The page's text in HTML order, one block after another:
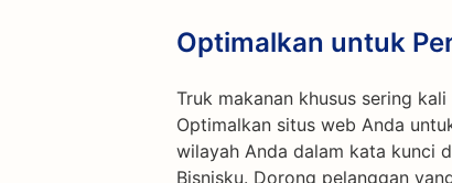
Optimalkan untuk
Truk makanan khusus sering
Optimalkan situs web Anda
wilayah Anda dalam kata kunci
Bisnisku. Dorong pelanggan